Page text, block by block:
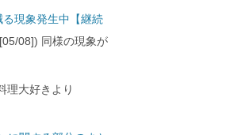
る現象発生中【継続
08]) 同様の現象が
理大好きより